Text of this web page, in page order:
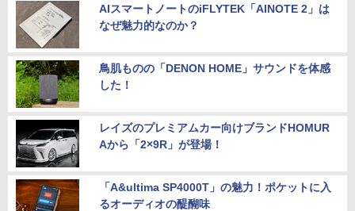
AIスマートノートのiFLYTEK「AINOTE 2」は
なぜ魅力的なのか？
鳥肌ものの「DENON HOME」サウンドを体感
した！
レイズのプレミアムカー向けブランドHOMUR
Aから「2×9R」が登場！
「A&ultima SP4000T」の魅力！ポケットに入
るオーディオの醍醐味